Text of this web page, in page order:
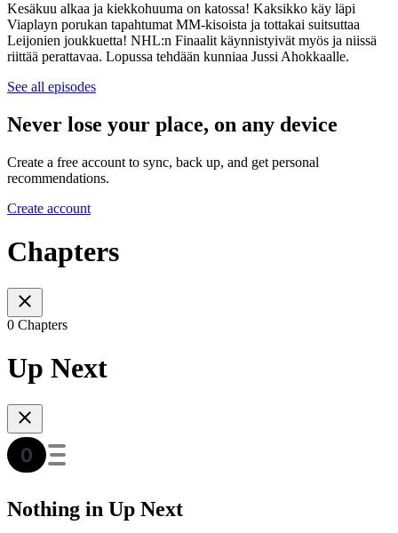
Kesäkuu alkaa ja kiekkohuuma on katossa! Kaksikko käy läpi
Viaplayn porukan tapahtumat MM-kisoista ja tottakai suitsuttaa
Leijonien joukkuetta! NHL:n Finaalit käynnistyivät myös ja niissä
riittää perattavaa. Lopussa tehdään kunniaa Jussi Ahokkaalle.
See all episodes
Never lose your place, on any device
Create a free account to sync, back up, and get personal
recommendations.
Create account
Chapters
0 Chapters
Up Next
Nothing in Up Next